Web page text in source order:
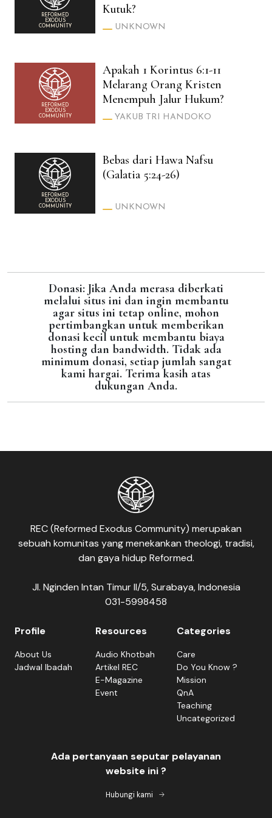
REFORMED
EXODUS
COMMUNITY
Kutuk?
UNKNOWN
REFORMED
EXODUS
COMMUNITY
Apakah 1 Korintus 6:1-11
Melarang Orang Kristen
Menempuh Jalur Hukum?
YAKUB TRI HANDOKO
REFORMED
EXODUS
COMMUNITY
Bebas dari Hawa Nafsu
(Galatia 5:24-26)
UNKNOWN
Donasi: Jika Anda merasa diberkati
melalui situs ini dan ingin membantu
agar situs ini tetap online, mohon
pertimbangkan untuk memberikan
donasi kecil untuk membantu biaya
hosting dan bandwidth. Tidak ada
minimum donasi, setiap jumlah sangat
kami hargai. Terima kasih atas
dukungan Anda.
REC (Reformed Exodus Community) merupakan
sebuah komunitas yang menekankan theologi, tradisi,
dan gaya hidup Reformed.
Jl. Nginden Intan Timur II/5, Surabaya, Indonesia
031-5998458
Profile
About Us
Jadwal Ibadah
Resources
Audio Khotbah
Artikel REC
E-Magazine
Event
Categories
Care
Do You Know ?
Mission
QnA
Teaching
Uncategorized
Ada pertanyaan seputar pelayanan
website ini ?
Hubungi kami